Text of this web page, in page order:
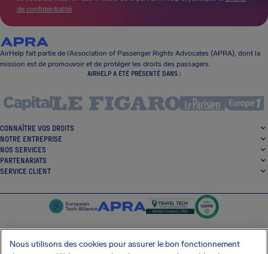
de confidentialité.
AirHelp fait partie de l’Association of Passenger Rights Advocates (APRA), dont la
mission est de promouvoir et de protéger les droits des passagers.
AIRHELP A ÉTÉ PRÉSENTÉ DANS :
CONNAÎTRE VOS DROITS
NOTRE ENTREPRISE
NOS SERVICES
PARTENARIATS
SERVICE CLIENT
Nous utilisons des cookies pour assurer le bon fonctionnement